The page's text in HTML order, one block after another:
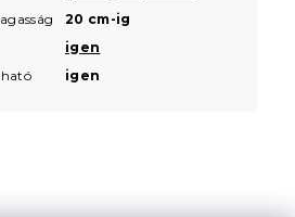
20 cm-ig
igen
igen